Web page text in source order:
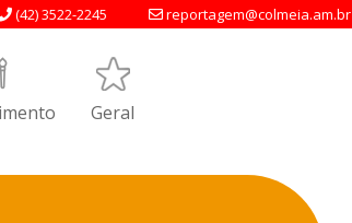
reportagem@colmeia.am.br
(42) 3522-2245
Geral